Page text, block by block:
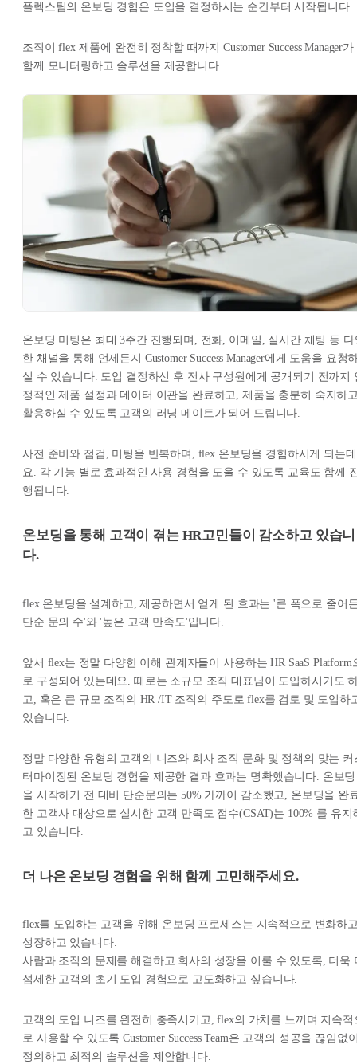
플렉스팀의 온보딩 경험은 도입을 결정하시는 순간부터 시작됩니다.
조직이 flex 제품에 완전히 정착할 때까지 Customer Success Manager가
함께 모니터링하고 솔루션을 제공합니다.
온보딩 미팅은 최대 3주간 진행되며, 전화, 이메일, 실시간 채팅 등 다
한 채널을 통해 언제든지 Customer Success Manager에게 도움을 요청
실 수 있습니다. 도입 결정하신 후 전사 구성원에게 공개되기 전까지
정적인 제품 설정과 데이터 이관을 완료하고, 제품을 충분히 숙지하
활용하실 수 있도록 고객의 러닝 메이트가 되어 드립니다.
사전 준비와 점검, 미팅을 반복하며, flex 온보딩을 경험하시게 되는데
요. 각 기능 별로 효과적인 사용 경험을 도울 수 있도록 교육도 함께
행됩니다.
온보딩을 통해 고객이 겪는 HR고민들이 감소하고 있습니
다.
flex 온보딩을 설계하고, 제공하면서 얻게 된 효과는 '큰 폭으로 줄어
단순 문의 수'와 '높은 고객 만족도'입니다.
앞서 flex는 정말 다양한 이해 관계자들이 사용하는 HR SaaS Platform
로 구성되어 있는데요. 때로는 소규모 조직 대표님이 도입하시기도
고, 혹은 큰 규모 조직의 HR /IT 조직의 주도로 flex를 검토 및 도입하
있습니다.
정말 다양한 유형의 고객의 니즈와 회사 조직 문화 및 정책의 맞는 커
터마이징된 온보딩 경험을 제공한 결과 효과는 명확했습니다. 온보딩
을 시작하기 전 대비 단순문의는 50% 가까이 감소했고, 온보딩을 완
한 고객사 대상으로 실시한 고객 만족도 점수(CSAT)는 100% 를 유지
고 있습니다.
더 나은 온보딩 경험을 위해 함께 고민해주세요.
flex를 도입하는 고객을 위해 온보딩 프로세스는 지속적으로 변화하
성장하고 있습니다.
사람과 조직의 문제를 해결하고 회사의 성장을 이룰 수 있도록, 더욱
섬세한 고객의 초기 도입 경험으로 고도화하고 싶습니다.
고객의 도입 니즈를 완전히 충족시키고, flex의 가치를 느끼며 지속적
로 사용할 수 있도록 Customer Success Team은 고객의 성공을 끊임없
정의하고 최적의 솔루션을 제안합니다.